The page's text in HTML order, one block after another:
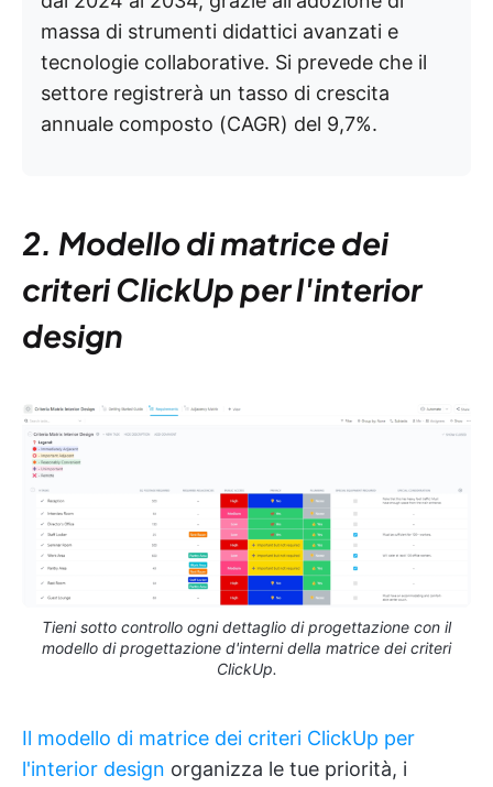
massa di strumenti didattici avanzati e
tecnologie collaborative. Si prevede che il
settore registrerà un tasso di crescita
annuale composto (CAGR) del 9,7%.
2. Modello di matrice dei
criteri ClickUp per l'interior
design
Tieni sotto controllo ogni dettaglio di progettazione con il
modello di progettazione d'interni della matrice dei criteri
ClickUp.
Il modello di matrice dei criteri ClickUp per
l'interior design organizza le tue priorità, i